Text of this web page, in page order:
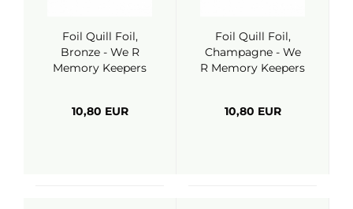
Foil Quill Foil,
Bronze - We R
Memory Keepers
10,80 EUR
Foil Quill Foil,
Champagne - We
R Memory Keepers
10,80 EUR